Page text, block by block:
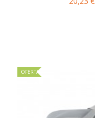
OFERTA